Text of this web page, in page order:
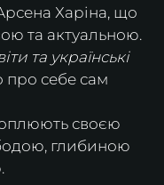
Харіна, що
та актуальною.
про себе сам
своєю
глибиною